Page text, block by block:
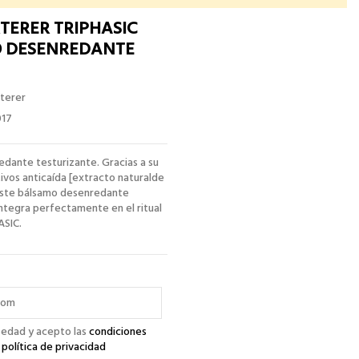
TRIPHASIC
testurizante. Gracias a su
anticaída [extracto naturalde
bálsamo desenredante
perfectamente en el ritual
y acepto lascondiciones
política de privacidad